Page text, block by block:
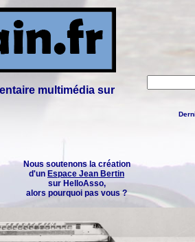
multimédia sur
Nous soutenons la création
d'un Espace Jean Bertin
sur HelloAsso,
alors pourquoi pas vous ?